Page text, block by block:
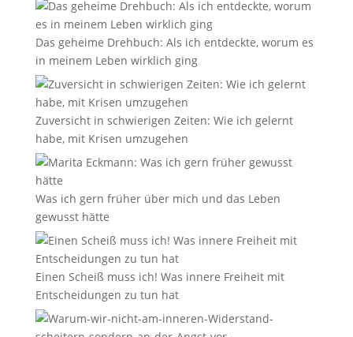
Das geheime Drehbuch: Als ich entdeckte, worum es
in meinem Leben wirklich ging
Zuversicht in schwierigen Zeiten: Wie ich gelernt
habe, mit Krisen umzugehen
Was ich gern früher über mich und das Leben
gewusst hätte
Einen Scheiß muss ich! Was innere Freiheit mit
Entscheidungen zu tun hat